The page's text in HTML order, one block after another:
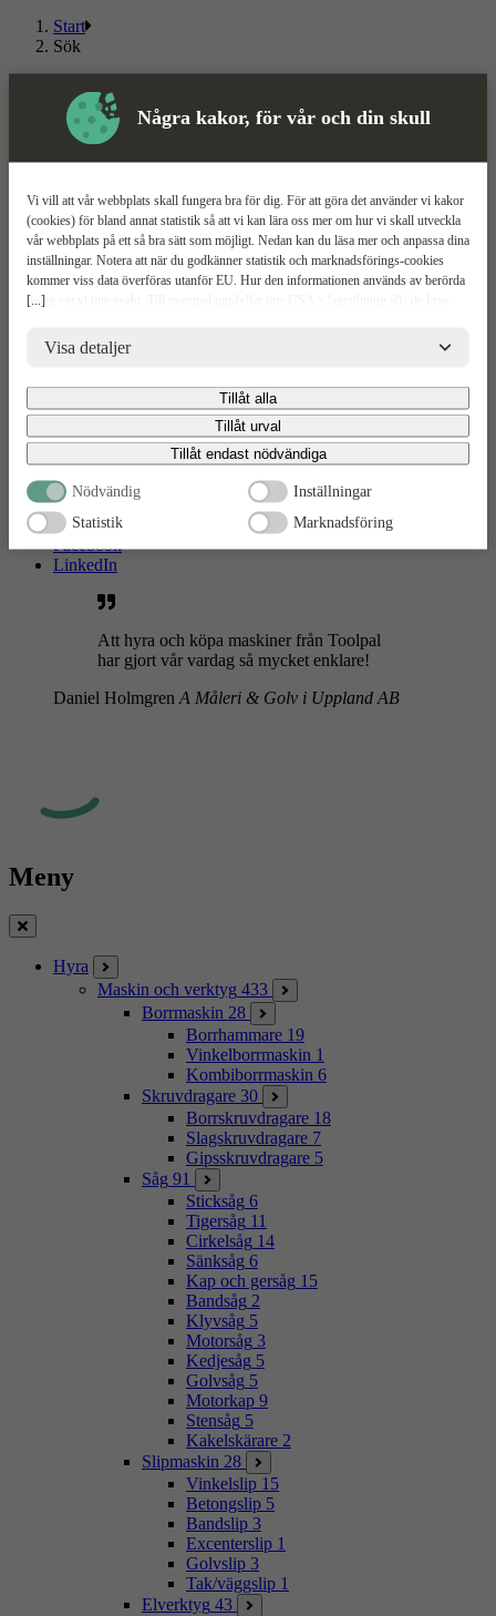
Några kakor, för vår och din skull
[...]
Vi vill att vår webbplats skall fungera bra för dig. För att göra det använder vi kakor
(cookies) för bland annat statistik så att vi kan lära oss mer om hur vi skall utveckla
vår webbplats på ett så bra sätt som möjligt. Nedan kan du läsa mer och anpassa dina
inställningar. Notera att när du godkänner statistik och marknadsförings-cookies
kommer viss data överföras utanför EU. Hur den informationen används av berörda
bolag vet vi inte exakt. Till exempel uppfyller inte USA:s lagstiftning alla de krav
risker för dina personuppgifter. De berörda bolagen måste lämna över uppgifter till
brottsbekämpande myndigheter i USA om de får en sådan begäran. Det kan dock
gällande eventuella personuppgifter som de brottsbekämpande myndigheterna har
fått tillgång till. Genom att godkänna statistik och marknadsförings-cookies nedan
bekräftar du att du samtycker till att data överförs till tredje land.
Visa detaljer
Tillåt alla
Tillåt urval
Tillåt endast nödvändiga
Nödvändig
Inställningar
Statistik
Marknadsföring
Start
Sök
Om ToolPal
Om oss
Våra depåer
Boka demo
Vattenrening
ToolPal To Go
Kundservice
Kontakta oss
Våra avtal
ToolBox
Boka retur
Följ oss
Instagram
Facebook
LinkedIn
Att hyra och köpa maskiner från Toolpal
har gjort vår vardag så mycket enklare!
Daniel Holmgren A Måleri & Golv i Uppland AB
Meny
Stäng
Hyra
Maskin och verktyg 433
Borrmaskin 28
Borrhammare 19
Vinkelborrmaskin 1
Kombiborrmaskin 6
Skruvdragare 30
Borrskruvdragare 18
Slagskruvdragare 7
Gipsskruvdragare 5
Såg 91
Sticksåg 6
Tigersåg 11
Cirkelsåg 14
Sänksåg 6
Kap och gersåg 15
Bandsåg 2
Klyvsåg 5
Motorsåg 3
Kedjesåg 5
Golvsåg 5
Motorkap 9
Stensåg 5
Kakelskärare 2
Slipmaskin 28
Vinkelslip 15
Betongslip 5
Bandslip 3
Excenterslip 1
Golvslip 3
Tak/väggslip 1
Elverktyg 43